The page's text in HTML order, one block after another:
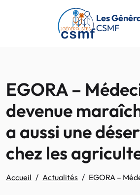
Passer au contenu principal
Les
CSMF
EGORA –
devenue
a aussi une
chez les
Accueil Actualités EGORA –